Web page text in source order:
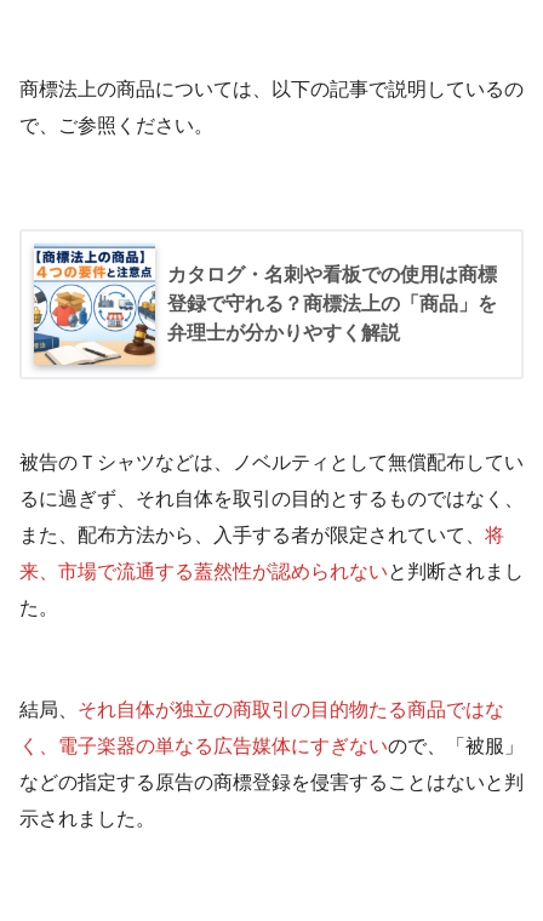
商標法上の商品については、以下の記事で説明しているの
で、ご参照ください。
カタログ・名刺や看板での使用は商標
登録で守れる？商標法上の「商品」を
弁理士が分かりやすく解説
被告のＴシャツなどは、ノベルティとして無償配布してい
るに過ぎず、それ自体を取引の目的とするものではなく、
また、配布方法から、入手する者が限定されていて、 将
来、市場で流通する蓋然性が認められないと判断されまし
た。
結局、 それ自体が独立の商取引の目的物たる商品ではな
く、電子楽器の単なる広告媒体にすぎないので、「被服」
などの指定する原告の商標登録を侵害することはないと判
示されました。